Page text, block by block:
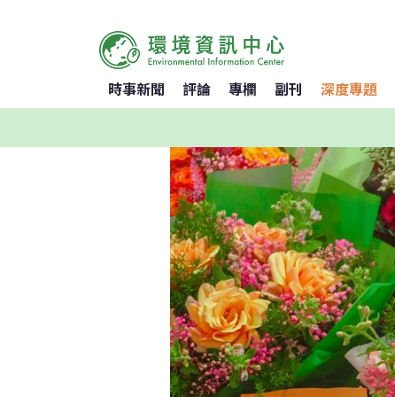
時事新聞 評論 專欄 副刊 深度專題